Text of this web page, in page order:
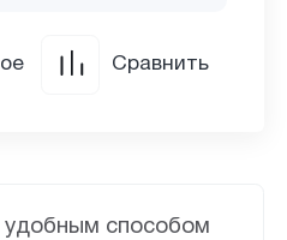
способом
Сравнить